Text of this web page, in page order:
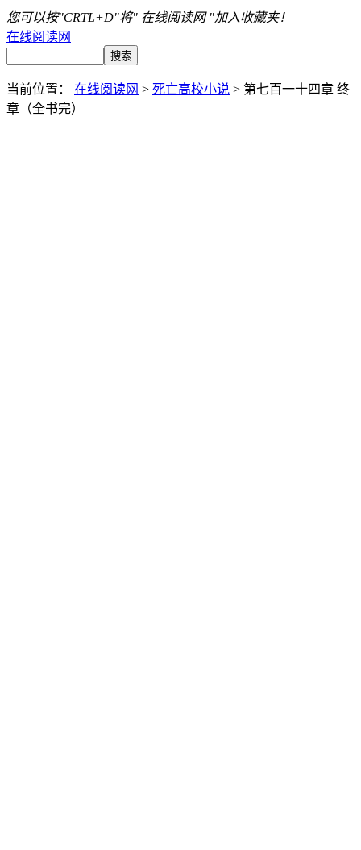
您可以按"CRTL+D"将" 在线阅读网 "加入收藏夹！
在线阅读网
当前位置： 在线阅读网 > 死亡高校小说 > 第七百一十四章 终
章（全书完）